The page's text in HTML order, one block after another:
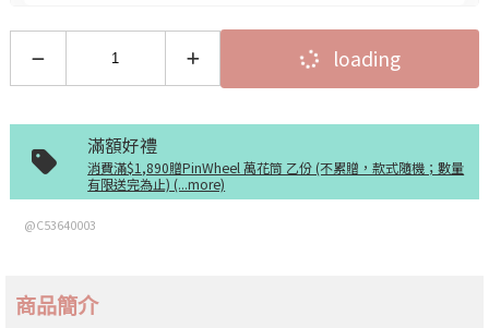
loading
滿額好禮
消費滿$1,890贈PinWheel 萬花筒 乙份 (不累贈，款式隨機；數量
有限送完為止) (...more)
@C53640003
商品簡介